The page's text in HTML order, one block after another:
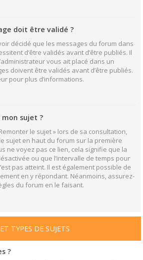
doit être validé ?
décidé que les messages du forum dans
d’être validés avant d’être publiés. Il
vous ait placé dans un
doivent être validés avant d’être publiés.
pour plus d’informations.
sujet ?
le sujet » lors de sa consultation,
sujet en haut du forum sur la première
ne voyez pas ce lien, cela signifie que la
ou que l’intervalle de temps pour
pas atteint. Il est également possible de
en y répondant. Néanmoins, assurez-
du forum en le faisant.
TYPES DE SUJETS
?